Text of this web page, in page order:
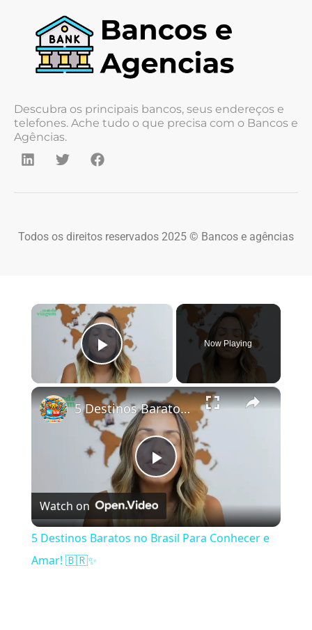
Descubra os principais bancos, seus endereços e
telefones. Ache tudo o que precisa com o Bancos e
Agências.
Todos os direitos reservados 2025 © Bancos e agências
×
Play Video
Now Playing
×
Play Video
5 Destinos Baratos no Brasil Para Conhecer e Amar! 🇧🇷✨
Watch on
5 Destinos Baratos no Brasil Para Conhecer e
Amar! 🇧🇷✨